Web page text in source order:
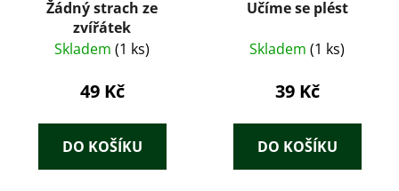
Žádný strach ze
zvířátek
Skladem (1 ks)
49 Kč
DO KOŠÍKU
Učíme se plést
Skladem (1 ks)
39 Kč
DO KOŠÍKU